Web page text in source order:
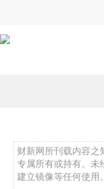
财新网所刊载内容之
专属所有或持有。未
建立镜像等任何使用。